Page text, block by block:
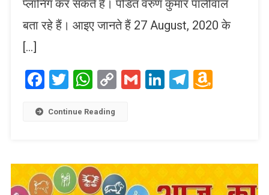
प्लानिंग कर सकते हैं। पंडित वरुण कुमार पालीवाल
बता रहे हैं। आइए जानते हैं 27 August, 2020 के
[…]
Facebook
Twitter
WhatsApp
CopyGmailLinkedIn
Telegram
Continue Reading